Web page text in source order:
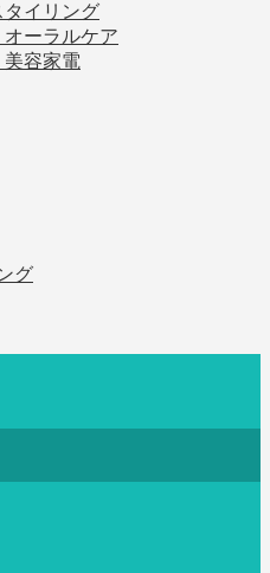
イリング
ーラルケア
容家電
グ